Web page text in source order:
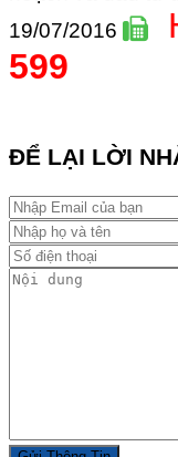
19/07/2016
599
ĐỂ LẠI LỜI